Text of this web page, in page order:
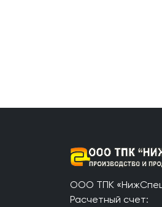
ООО ТПК
Расчетный счет: